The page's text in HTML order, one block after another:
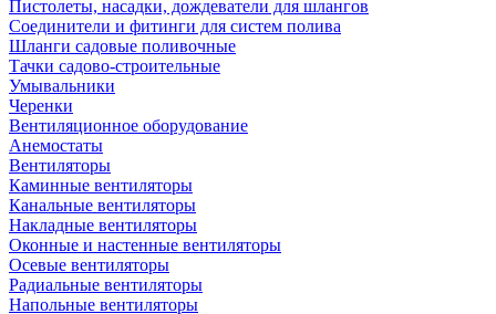
Пистолеты, насадки, дождеватели для шлангов
Соединители и фитинги для систем полива
Шланги садовые поливочные
Тачки садово-строительные
Умывальники
Черенки
Вентиляционное оборудование
Анемостаты
Вентиляторы
Каминные вентиляторы
Канальные вентиляторы
Накладные вентиляторы
Оконные и настенные вентиляторы
Осевые вентиляторы
Радиальные вентиляторы
Напольные вентиляторы